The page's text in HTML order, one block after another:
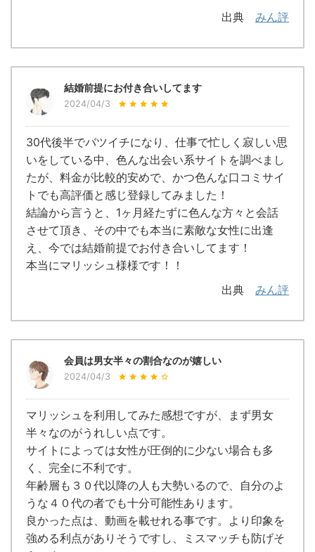
出典 みん評
結婚前提にお付き合いしてます
2024/04/3
30代後半でバツイチになり、仕事で忙しく寂しい思
いをしている中、色んな出会い系サイトを調べまし
たが、料金が比較的安めで、かつ色んな口コミサイ
トでも高評価と感じ登録してみました！
結論から言うと、1ヶ月経たずに色んな方々と会話
させて頂き、その中でも本当に素敵な女性に出逢
え、今では結婚前提でお付き合いしてます！
本当にマリッシュ様様です！！
出典 みん評
会員は男女半々の割合なのが嬉しい
2024/04/3
マリッシュを利用してみた感想ですが、まず男女
半々なのがうれしい点です。
サイトによっては女性が圧倒的に少ない場合も多
く、完全に不利です。
年齢層も３０代以降の人も大勢いるので、自分のよ
うな４０代の者でも十分可能性あります。
良かった点は、動画を載せれる事です。より印象を
強める利点がありそうですし、ミスマッチも防げそ